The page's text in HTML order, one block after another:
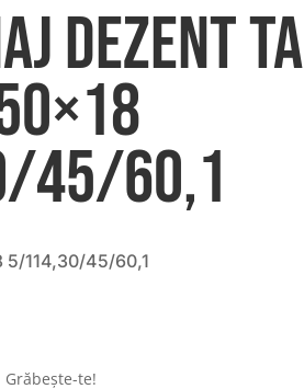
DEZENT TA
45/60,1
5/114,30/45/60,1
te!